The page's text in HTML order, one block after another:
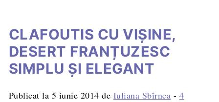
CLAFOUTIS CU VIŞINE,
DESERT FRANȚUZESC
SIMPLU ȘI ELEGANT
Publicat la 5 iunie 2014 de Iuliana Sbîrnea - 4